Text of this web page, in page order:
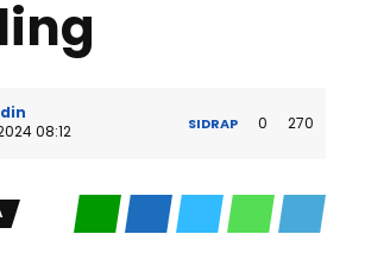
08:12
SIDRAP 0 270